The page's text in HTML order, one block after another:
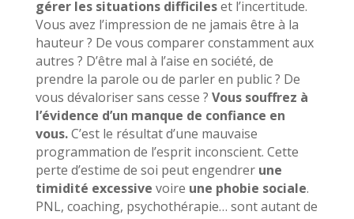
gérer les situations difficileset l’incertitude.
Vous avez l’impression de ne jamais être à la
hauteur ? De vous comparer constamment aux
autres ? D’être mal à l’aise en société, de
prendre la parole ou de parler en public ? De
vous dévaloriser sans cesse ? Vous souffrez à
l’évidence d’un manque de confiance en
vous.C’est le résultat d’une mauvaise
programmation de l’esprit inconscient. Cette
perte d’estime de soi peut engendrer une
timidité excessive voire une phobie sociale.
PNL, coaching, psychothérapie… sont autant de